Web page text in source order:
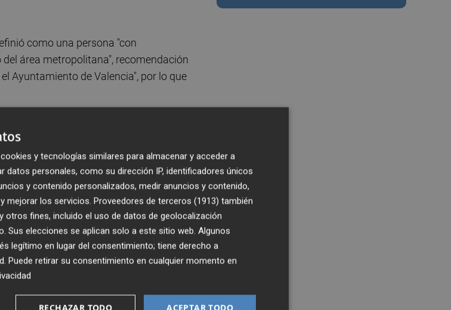
como una persona "con
área metropolitana", recomendación
Ayuntamiento de Valencia", por lo que
que le preguntó por cómo iba la
otro directivo porque la situación no
salía por unanimidad, tenían la opción
consejo de administración apoyó a
a favor.
ocupar el cargo, ha asegurado que
el puesto, que fue iniciativa del propio
labor sino "todo lo contrario".
y tecnologías similares para almacenar y acceder a
datos personales, como su dirección IP, identificadores únicos
y contenido personalizados, medir anuncios y contenido,
mejorar los servicios. Proveedores de terceros (1913) también
otros fines, incluido el uso de datos de geolocalización
Sus elecciones se aplican solo a este sitio web. Algunos
legítimo en lugar del consentimiento; tiene derecho a
. Puede retirar su consentimiento en cualquier momento en
ACEPTAR TODO
RECHAZAR TODO